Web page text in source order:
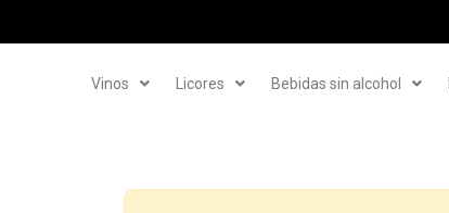
Vinos Licores Bebidas sin alcohol